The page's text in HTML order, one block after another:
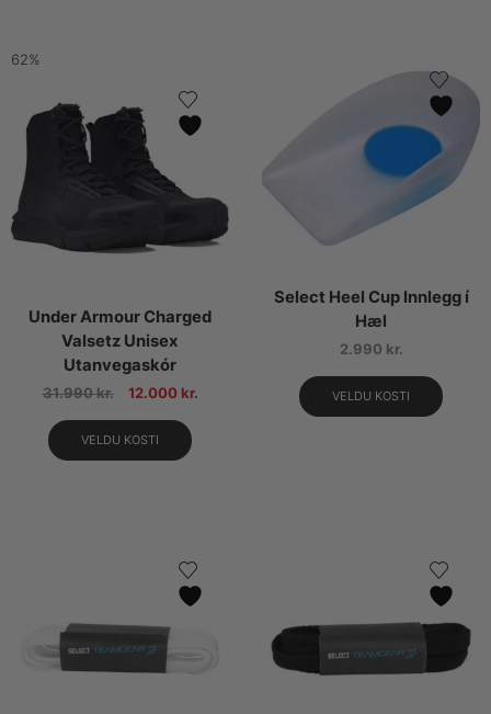
62%
Under Armour Charged
Valsetz Unisex
Utanvegaskór
31.990kr. 12.000 kr.
VELDU KOSTI
Select Heel Cup Innlegg í
Hæl
2.990 kr.
VELDU KOSTI